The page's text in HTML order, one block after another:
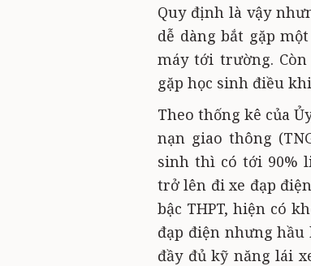
Quy định là vậy
dễ dàng bắt gặp
máy tới trường.
gặp học sinh điều
Theo thống kê của
nạn giao thông
sinh thì có tới 90%
trở lên đi xe đạp
bậc THPT, hiện có
đạp điện nhưng hầu
đầy đủ kỹ năng lái